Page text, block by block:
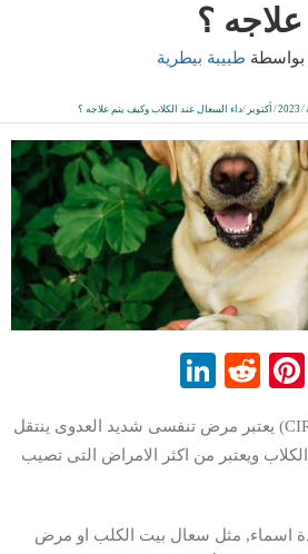
علاجه ؟
طبيبة بيطرية
/
2023
/ أكتوبر /داء السعال عند الكلاب وكيف يتم علاجه ؟
Twitter
Pinterest
Reddit
داء السعال عند الكلاب (CIRD) يعتبر مرض تنفسى شديد العدوى ينتقل
ويعتبر من اكثر الامراض التى تصيب
اسماء, مثل سعال بيت الكلب او مرض